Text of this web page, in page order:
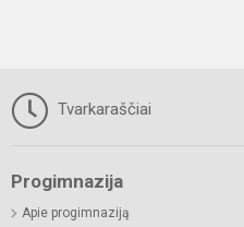
Tvarkaraščiai
Progimnazija
Apie progimnaziją